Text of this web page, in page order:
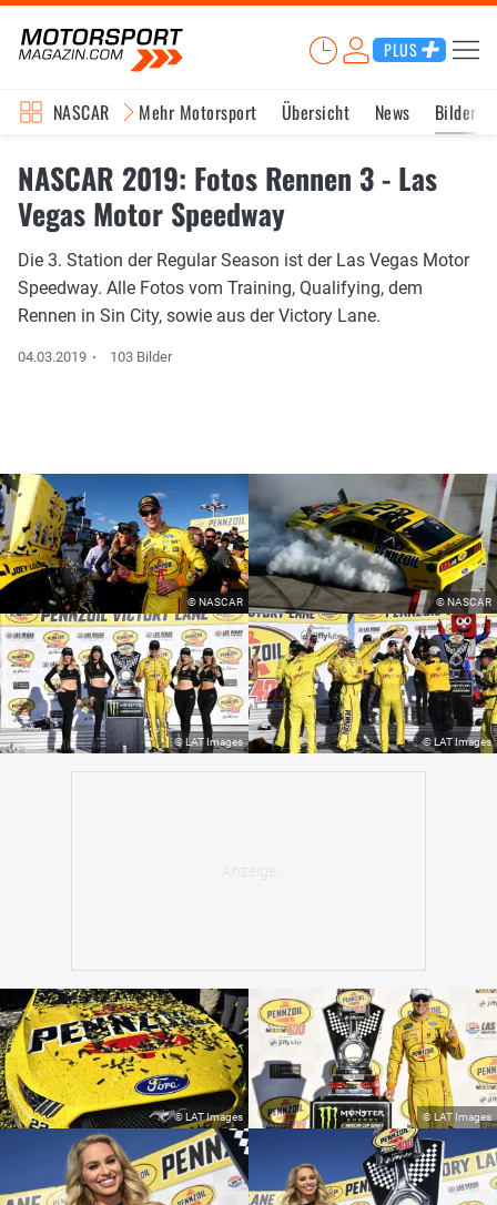
PLUS
NASCAR Mehr Motorsport Übersicht News Bilder
NASCAR 2019: Fotos Rennen 3 - Las
Vegas Motor Speedway
Die 3. Station der Regular Season ist der Las Vegas Motor
Speedway. Alle Fotos vom Training, Qualifying, dem
Rennen in Sin City, sowie aus der Victory Lane.
04.03.2019 103 Bilder